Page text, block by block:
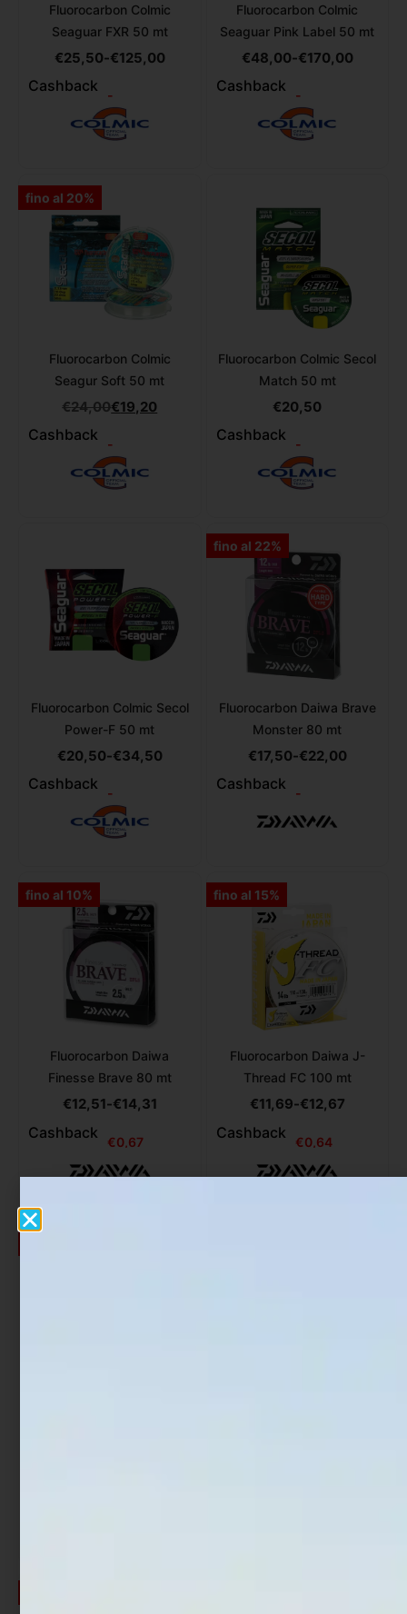
Fluorocarbon Colmic
Seaguar FXR 50 mt
€25,50-€125,00
Cashback
-
Fluorocarbon Colmic
Seaguar Pink Label 50 mt
€48,00-€170,00
Cashback
-
fino al 20%
Fluorocarbon Colmic
Seagur Soft 50 mt
€24,00€19,20
Cashback
-
Fluorocarbon Colmic Secol
Match 50 mt
€20,50
Cashback
-
Fluorocarbon Colmic Secol
Power-F 50 mt
€20,50-€34,50
Cashback
-
fino al 22%
Fluorocarbon Daiwa Brave
Monster 80 mt
€17,50-€22,00
Cashback
-
fino al 10%
Fluorocarbon Daiwa
Finesse Brave 80 mt
€12,51-€14,31
Cashback
€0,67
fino al 15%
Fluorocarbon Daiwa J-
Thread FC 100 mt
€11,69-€12,67
Cashback
€0,64